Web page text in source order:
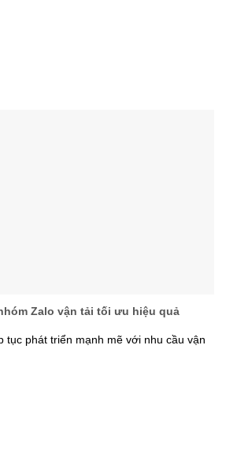
Zalo vận tải tối ưu hiệu quả
tục phát triển mạnh mẽ với nhu cầu vận